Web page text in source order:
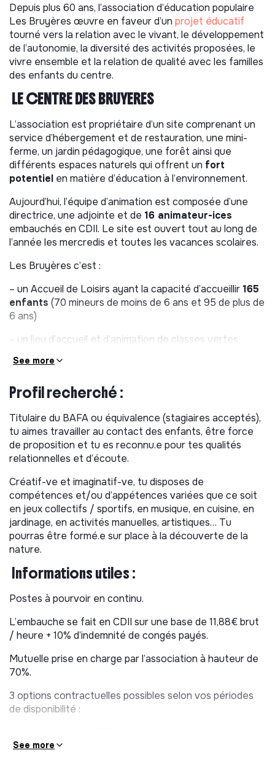
Depuis plus 60 ans, l’association d’éducation populaire
Les Bruyères œuvre en faveur d’un projet éducatif
tourné vers la relation avec le vivant, le développement
de l’autonomie, la diversité des activités proposées, le
vivre ensemble et la relation de qualité avec les familles
des enfants du centre.
LE CENTRE DES BRUYERES
L’association est propriétaire d’un site comprenant un
service d’hébergement et de restauration, une mini-
ferme, un jardin pédagogique, une forêt ainsi que
différents espaces naturels qui offrent un fort
potentiel en matière d’éducation à l’environnement.
Aujourd’hui, l’équipe d’animation est composée d’une
directrice, une adjointe et de 16 animateur-ices
embauchés en CDII. Le site est ouvert tout au long de
l’année les mercredis et toutes les vacances scolaires.
Les Bruyères c’est :
– un Accueil de Loisirs ayant la capacité d’accueillir 165
enfants (70 mineurs de moins de 6 ans et 95 de plus de
6 ans)
– un lieu d’accueil et d’animation de classes vertes
– un centre d’hébergement et de restauration pouvant
vacances, évènements privés…)
– un espace accessible où il est possible de venir
découvrir les animaux en autonomie
OBJECTIF
Dans le cadre de son activité d’ accueil de loisirs
centre “Les Bruyères” recrute des animateurs et
animatrices pour encadrer des enfants de 3 à 12 ans les
mercredis. Selon vos disponibilités, le contrat peut
couvrir également les petites et/ou grandes vacances
scolaires.
TON RÔLEMissions :
Intégré.e à une équipe d’animation d’une quinzaine de
personnes, tes missions seront de :
Mettre en pratique notreprojet pédagogique
Concevoir et animer des temps de vie quotidienne et
d’activités en collaboration avec l’équipe d’animation
Garantir un cadre sécurisant, respectueux du bien-
être physique et moral
Être force de proposition pour concevoir et animer
Faire preuve d’écoute, de créativité, d’adaptabilité
See more
Profil recherché :
Titulaire du BAFA ou équivalence (stagiaires acceptés),
tu aimes travailler au contact des enfants, être force
de proposition et tu es reconnu.e pour tes qualités
relationnelles et d’écoute.
Créatif-ve et imaginatif-ve, tu disposes de
compétences et/ou d’appétences variées que ce soit
en jeux collectifs / sportifs, en musique, en cuisine, en
jardinage, en activités manuelles, artistiques… Tu
pourras être formé.e sur place à la découverte de la
nature.
Informations utiles :
Postes à pourvoir en continu.
L’embauche se fait en CDII sur une base de 11,88€ brut
/ heure + 10% d’indemnité de congés payés.
Mutuelle prise en charge par l’association à hauteur de
70%.
3 options contractuelles possibles selon vos périodes
de disponibilité :
Les Mercredis et vacances scolaires (hors été) :
See more